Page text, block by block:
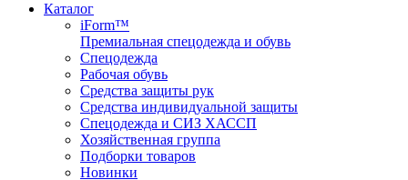
Каталог
iForm™
Премиальная спецодежда и обувь
Спецодежда
Рабочая обувь
Средства защиты рук
Средства индивидуальной защиты
Спецодежда и СИЗ ХАССП
Хозяйственная группа
Подборки товаров
Новинки